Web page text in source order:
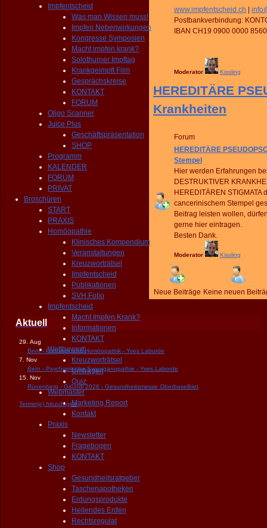
Impfentscheid
Was man Wissen muss!
Impfen Nebenwirkungen
Kongresse Symposien
Macht impfen krank?
Solothurner Impftag
Krankgeimpft Film
Gesprächskreise
KONTAKT
FORUM
Oligo Scanner
Juice Plus
Geschäftspräsentation
SHOP
Programm
KALENDER
FORUM
PRIVAT
Broschüren
START
PRAXIS
Homöopathie
Klinisches Kompendium
Veranstaltungen
Kreuzworträtsel
Impfentscheid
Publikationen
SVH Folio
Impfentscheid
Macht Impfen Krank?
Informationen
KONTAKT
Wettbewerb
Kreuzworträtsel
Umfragen
Quiz
Webmaster
Marketing Report
Kontakt
Praxis
Newsletter
Fragebogen
KONTAKT
Shop
Gesundheitsratgeber
Taschenapotheken
Erdungsprodukte
Heilendes Erden
Rechtsregulat
www.impfentscheid.ch
Postbankverbindung:
IBAN CH19 0900 0000
Moderator Kissling
HEREDITÄRE
Krankheiten
Forum
HEREDITÄRE
Stempel
Hier werden Erfahrungen
DESTRUKTIVER
HEREDITÄREN STIGMATA
cancerinischem Stempel
Beitrag leisten wollen,
gerne hier eintragen.
Besten Dank.
Moderator Kissling
Neue Beiträge Keine neuen
Aktuell
29. Aug
Bern - Psoriasis und Homöopathik - Yves Laborde
7. Nov
Bern - Psychiatrische Synorganopathie - Yves Laborde
15. Nov
Rünenberg - Gsundi 2026 - Gesundheitsmesse Oberbaselbiet
Termin(e) hinzufügen